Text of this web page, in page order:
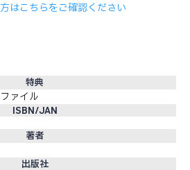
はこちらをご確認ください
特典
ァイル
ISBN/JAN
著者
出版社